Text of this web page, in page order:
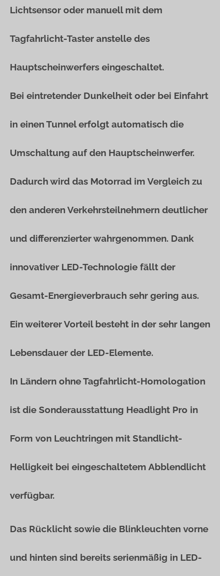
Lichtsensor oder manuell mit dem
Tagfahrlicht-Taster anstelle des
Hauptscheinwerfers eingeschaltet.
Bei eintretender Dunkelheit oder bei Einfahrt
in einen Tunnel erfolgt automatisch die
Umschaltung auf den Hauptscheinwerfer.
Dadurch wird das Motorrad im Vergleich zu
den anderen Verkehrsteilnehmern deutlicher
und differenzierter wahrgenommen. Dank
innovativer LED-Technologie fällt der
Gesamt-Energieverbrauch sehr gering aus.
Ein weiterer Vorteil besteht in der sehr langen
Lebensdauer der LED-Elemente.
In Ländern ohne Tagfahrlicht-Homologation
ist die Sonderausstattung Headlight Pro in
Form von Leuchtringen mit Standlicht-
Helligkeit bei eingeschaltetem Abblendlicht
verfügbar.
Das Rücklicht sowie die Blinkleuchten vorne
und hinten sind bereits serienmäßig in LED-